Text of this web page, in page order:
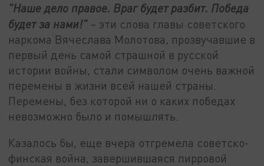
"Наше дело правое. Враг будет разбит. Победа
будет за нами!"– эти слова главы советского
наркома Вячеслава Молотова, прозвучавшие в
первый день самой страшной в русской
истории войны, стали символом очень важной
перемены в жизни всей нашей страны.
Перемены, без которой ни о каких победах
невозможно было и помышлять.
Казалось бы, еще вчера отгремела советско-
финская война, завершившаяся пирровой